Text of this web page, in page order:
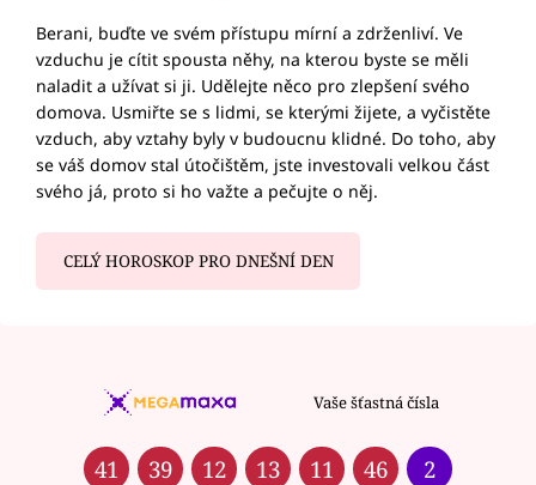
Berani, buďte ve svém přístupu mírní a zdrženliví. Ve
vzduchu je cítit spousta něhy, na kterou byste se měli
naladit a užívat si ji. Udělejte něco pro zlepšení svého
domova. Usmiřte se s lidmi, se kterými žijete, a vyčistěte
vzduch, aby vztahy byly v budoucnu klidné. Do toho, aby
se váš domov stal útočištěm, jste investovali velkou část
svého já, proto si ho važte a pečujte o něj.
CELÝ HOROSKOP PRO DNEŠNÍ DEN
Vaše šťastná čísla
41 39 12 13 11 46 2